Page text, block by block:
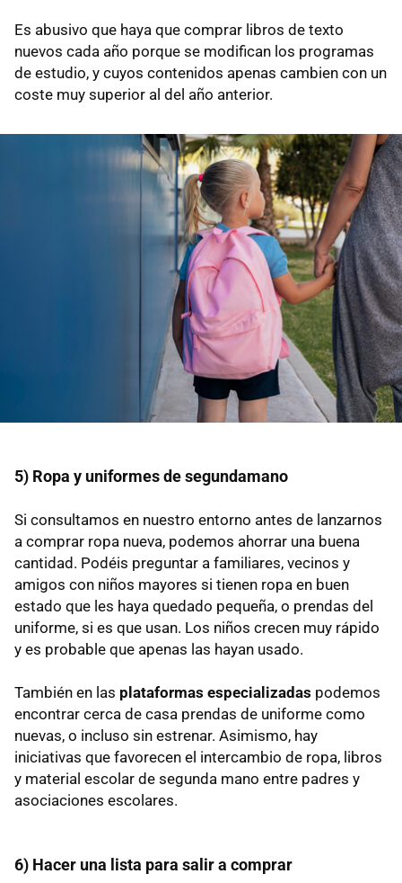
Es abusivo que haya que comprar libros de texto
nuevos cada año porque se modifican los programas
de estudio, y cuyos contenidos apenas cambien con un
coste muy superior al del año anterior.
5) Ropa y uniformes de segundamano
Si consultamos en nuestro entorno antes de lanzarnos
a comprar ropa nueva, podemos ahorrar una buena
cantidad. Podéis preguntar a familiares, vecinos y
amigos con niños mayores si tienen ropa en buen
estado que les haya quedado pequeña, o prendas del
uniforme, si es que usan. Los niños crecen muy rápido
y es probable que apenas las hayan usado.
También en las plataformas especializadas podemos
encontrar cerca de casa prendas de uniforme como
nuevas, o incluso sin estrenar. Asimismo, hay
iniciativas que favorecen el intercambio de ropa, libros
y material escolar de segunda mano entre padres y
asociaciones escolares.
6) Hacer una lista para salir a comprar